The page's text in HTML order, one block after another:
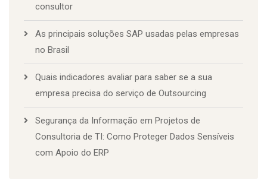
consultor
As principais soluções SAP usadas pelas empresas
no Brasil
Quais indicadores avaliar para saber se a sua
empresa precisa do serviço de Outsourcing
Segurança da Informação em Projetos de
Consultoria de TI: Como Proteger Dados Sensíveis
com Apoio do ERP